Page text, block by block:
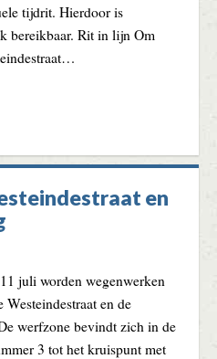
tijdrit. Hierdoor is
bereikbaar. Rit in lijn Om
en
juli worden wegenwerken
en de
werfzone bevindt zich in de
3 tot het kruispunt met